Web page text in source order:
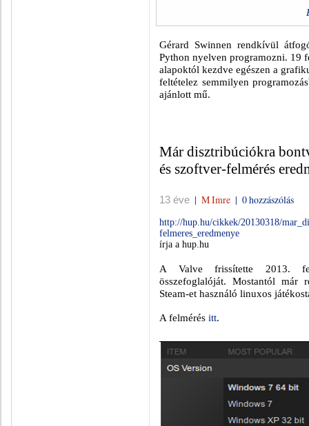
Gérard Swinnen rendkívül
Python nyelven programozni. 19
alapoktól kezdve egészen a
feltételez semmilyen
ajánlott mű.
Már disztribúciókra
és szoftver-felmérés
13 éve | M Imre | 0 hozzászólás
http://hup.hu/cikkek/20130318/
felmeres_eredmenye
írja a hup.hu
A Valve frissítette 2013.
összefoglalóját. Mostantól már
Steam-et használó linuxos
A felmérés itt.